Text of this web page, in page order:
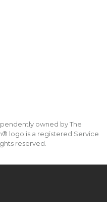
owned by The
logo is a registered Service
reserved.